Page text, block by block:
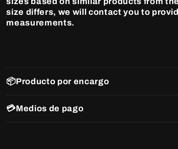
size differs, we will contact you to
measurements.
📦Producto por encargo
💳Medios de pago